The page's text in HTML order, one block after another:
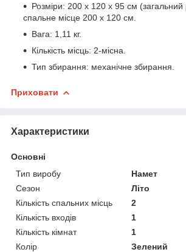
Розміри: 200 х 120 х 95 см (загальний
спальне місце 200 х 120 см.
Вага: 1,11 кг.
Кількість місць: 2-місна.
Тип збирання: механічне збирання.
Приховати
Характеристики
Основні
Тип виробу
Намет
Сезон
Літо
Кількість спальних місць
2
Кількість входів
1
Кількість кімнат
1
Колір
Зелений